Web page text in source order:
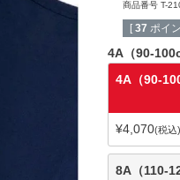
商品番号 T-
[ 37 ポイ
4A（90-
4A（90-
¥4,070 税込
8A（110-